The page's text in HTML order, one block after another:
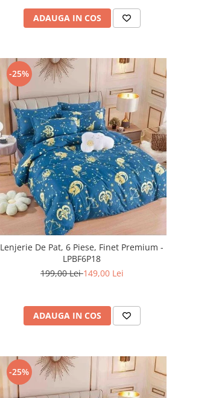
ADAUGA IN COS
-25%
Lenjerie De Pat, 6 Piese, Finet Premium -
LPBF6P18
199,00 Lei149,00 Lei
ADAUGA IN COS
-25%